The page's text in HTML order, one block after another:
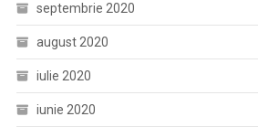
septembrie 2020
august 2020
iulie 2020
iunie 2020